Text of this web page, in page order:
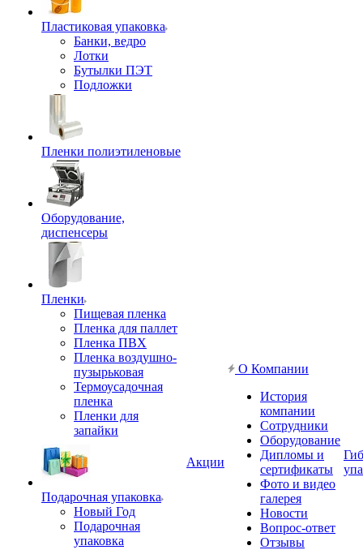
Пластиковая упаковка
Банки, ведро
Лотки
Бутылки ПЭТ
Подложки
Пленки полиэтиленовые
Оборудование,
диспенсеры
Пленки
Пищевая пленка
Пленка для паллет
Пленка ПВХ
Пленка воздушно-
пузырьковая
Термоусадочная
пленка
Пленки для
запайки
Подарочная упаковка
Новый Год
Подарочная
упаковка
Акции
О Компании
История
компании
Сотрудники
Оборудование
Дипломы и
сертификаты
Фото и видео
галерея
Новости
Вопрос-ответ
Отзывы